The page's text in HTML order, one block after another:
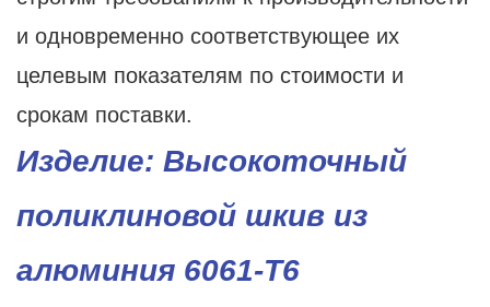
и одновременно соответствующее их
целевым показателям по стоимости и
срокам поставки.
Изделие: Высокоточный
поликлиновой шкив из
алюминия 6061-T6